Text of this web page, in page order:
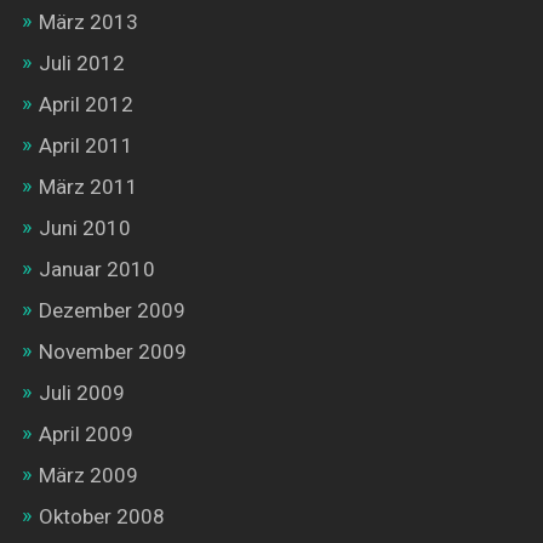
März 2013
Juli 2012
April 2012
April 2011
März 2011
Juni 2010
Januar 2010
Dezember 2009
November 2009
Juli 2009
April 2009
März 2009
Oktober 2008